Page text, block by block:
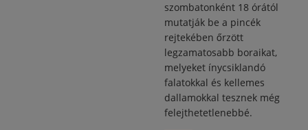
szombatonként 18 órától
mutatják be a pincék
rejtekében őrzött
legzamatosabb boraikat,
melyeket ínycsiklandó
falatokkal és kellemes
dallamokkal tesznek még
felejthetetlenebbé.